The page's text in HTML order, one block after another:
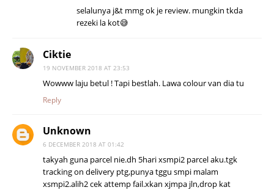
selalunya j&t mmg ok je review. mungkin tkda
rezeki la kot😅
Ciktie
19 NOVEMBER 2018 AT 23:53
Wowww laju betul ! Tapi bestlah. Lawa colour van dia tu
Reply
Unknown
6 DECEMBER 2018 AT 01:42
takyah guna parcel nie.dh 5hari xsmpi2 parcel aku.tgk
tracking on delivery ptg,punya tggu smpi malam
xsmpi2.alih2 cek attemp fail.xkan xjmpa jln,drop kat